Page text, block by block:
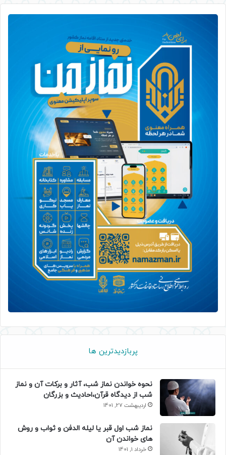
پربازدیدترین ها
نحوه خواندن نماز شب، آثار و برکات آن و نماز
شب از دیدگاه قرآن،احادیث و بزرگان
اردیبهشت 27, 1401
نماز شب اول قبر یا لیله الدفن و ثواب و روش
های خواندن آن
خرداد 1, 1401